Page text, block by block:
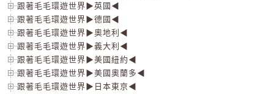
跟著毛毛環遊世界▶英國◀
跟著毛毛環遊世界▶德國◀
跟著毛毛環遊世界▶奧地利◀
跟著毛毛環遊世界▶義大利◀
跟著毛毛環遊世界▶美國紐約◀
跟著毛毛環遊世界▶美國奧蘭多◀
跟著毛毛環遊世界▶日本東京◀